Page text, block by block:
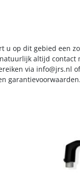
u op dit gebied een
altijd contact
via info@jrs.nl
garantievoorwaarden.